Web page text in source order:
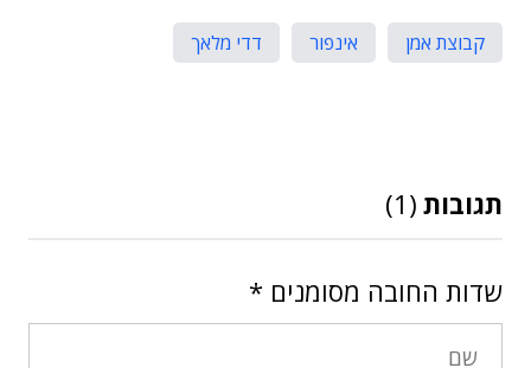
קבוצת אמן אינפור דדי מלאך
תגובות (1)
שדות החובה מסומנים *